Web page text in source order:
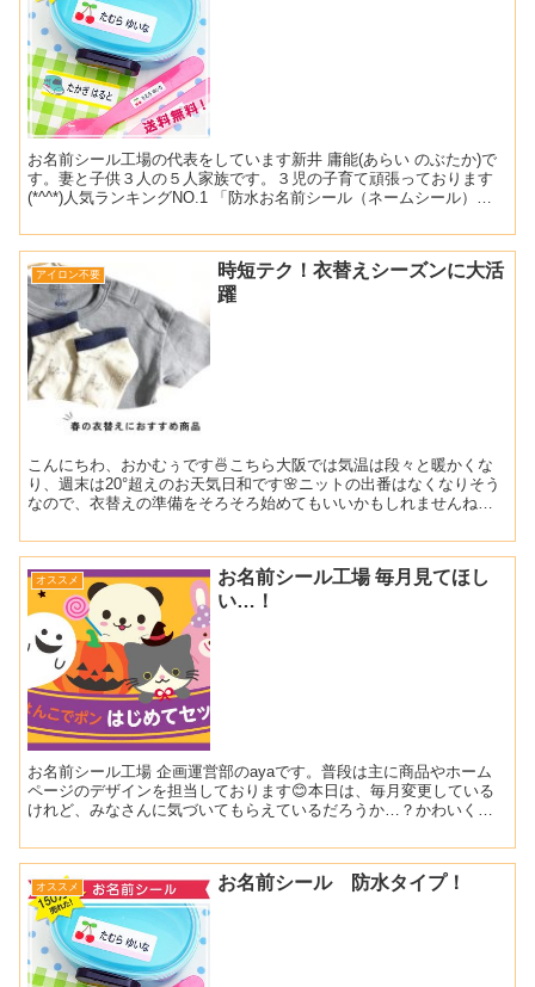
お名前シール工場の代表をしています新井 庸能(あらい のぶたか)で
す。妻と子供３人の５人家族です。３児の子育て頑張っております
(*^^*)人気ランキングNO.1 「防水お名前シール（ネームシール）」
アイロン不要
時短テク！衣替えシーズンに大活
躍
こんにちわ、おかむぅです🍜こちら大阪では気温は段々と暖かくな
り、週末は20°超えのお天気日和です🌸ニットの出番はなくなりそう
なので、衣替えの準備をそろそろ始めてもいいかもしれませんね😊
オススメ
お名前シール工場 毎月見てほし
い…！
お名前シール工場 企画運営部のayaです。普段は主に商品やホーム
ページのデザインを担当しております😊本日は、毎月変更している
けれど、みなさんに気づいてもらえているだろうか…？かわいく作
オススメ お名前シール 防水タイプ！